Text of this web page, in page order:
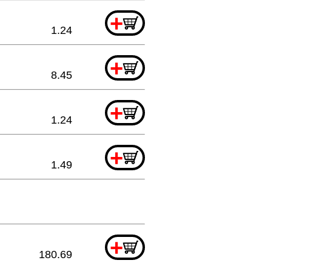
+
1.24
+
8.45
+
1.24
+
1.49
+
180.69